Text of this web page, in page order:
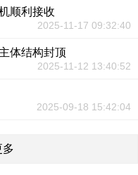
顺利接收
2025-11-17 09:32:40
体结构封顶
2025-11-12 13:40:52
2025-09-18 15:42:04
多